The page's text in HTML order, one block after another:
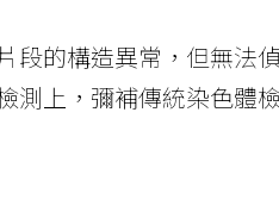
的構造異常，但無法
上，彌補傳統染色體